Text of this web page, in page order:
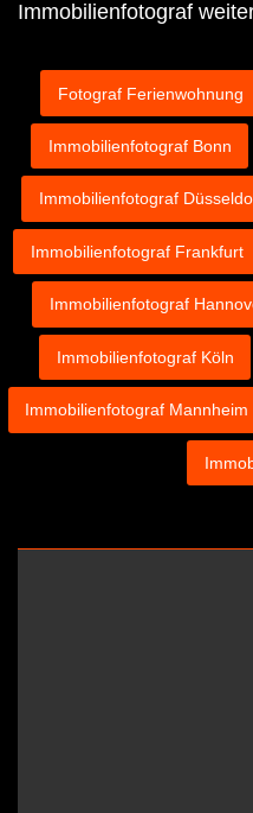
Immobilienfotograf
Fotograf Ferienwohnung
Immobilienfotograf Bonn
Immobilienfotograf
Immobilienfotograf Frankfurt
Immobilienfotograf
Immobilienfotograf Köln
Immobilienfotograf Mannheim